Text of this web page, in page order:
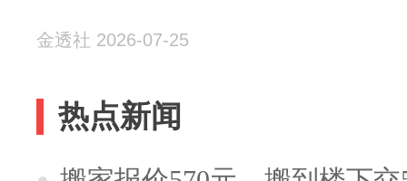
金透社 2026-07-25
热点新闻